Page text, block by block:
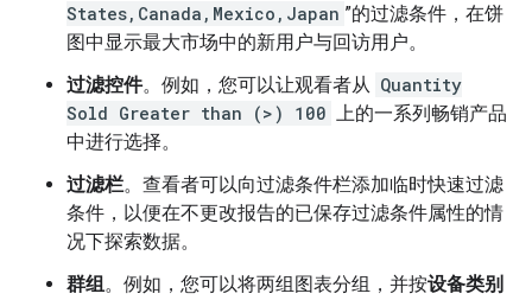
States,Canada,Mexico,Japan ”的过滤条件，在饼
图中显示最大市场中的新用户与回访用户。
过滤控件。例如，您可以让观看者从 Quantity
Sold Greater than (>) 100 上的一系列畅销产品
中进行选择。
过滤栏。查看者可以向过滤条件栏添加临时快速过滤
条件，以便在不更改报告的已保存过滤条件属性的情
况下探索数据。
群组。例如，您可以将两组图表分组，并按设备类别